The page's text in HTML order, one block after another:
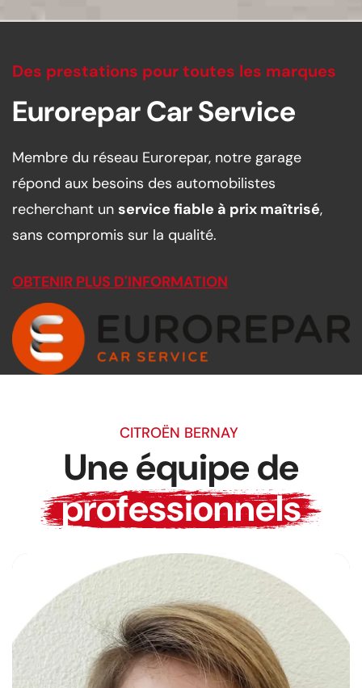
Des prestations pour toutes les marques
Eurorepar Car Service
Membre du réseau Eurorepar, notre garage
répond aux besoins des automobilistes
recherchant un service fiable à prix maîtrisé,
sans compromis sur la qualité.
OBTENIR PLUS D'INFORMATION
CITROËN BERNAY
Une équipe de
professionnels